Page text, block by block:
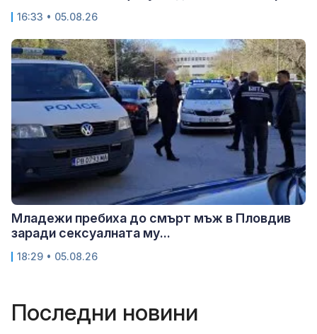
16:33 • 05.08.26
Младежи пребиха до смърт мъж в Пловдив
заради сексуалната му...
18:29 • 05.08.26
Последни новини